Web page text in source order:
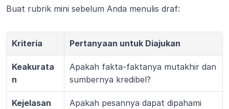
Buat rubrik mini sebelum Anda menulis draf:
Kriteria Pertanyaan untuk Diajukan
Keakurata
n
Apakah fakta-faktanya mutakhir dan
sumbernya kredibel?
Kejelasan
Apakah pesannya dapat dipahami